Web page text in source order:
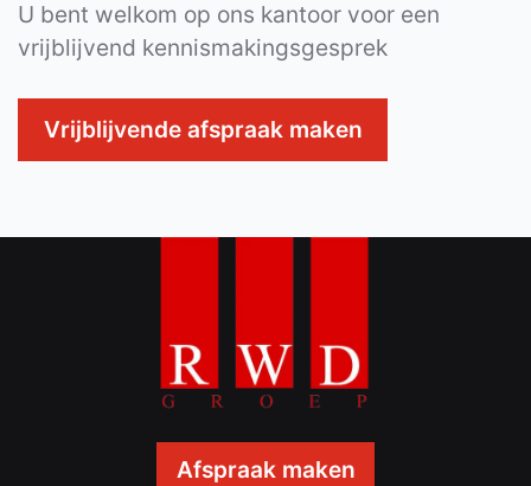
U bent welkom op ons kantoor voor een
vrijblijvend kennismakingsgesprek
Vrijblijvende afspraak maken
Afspraak maken